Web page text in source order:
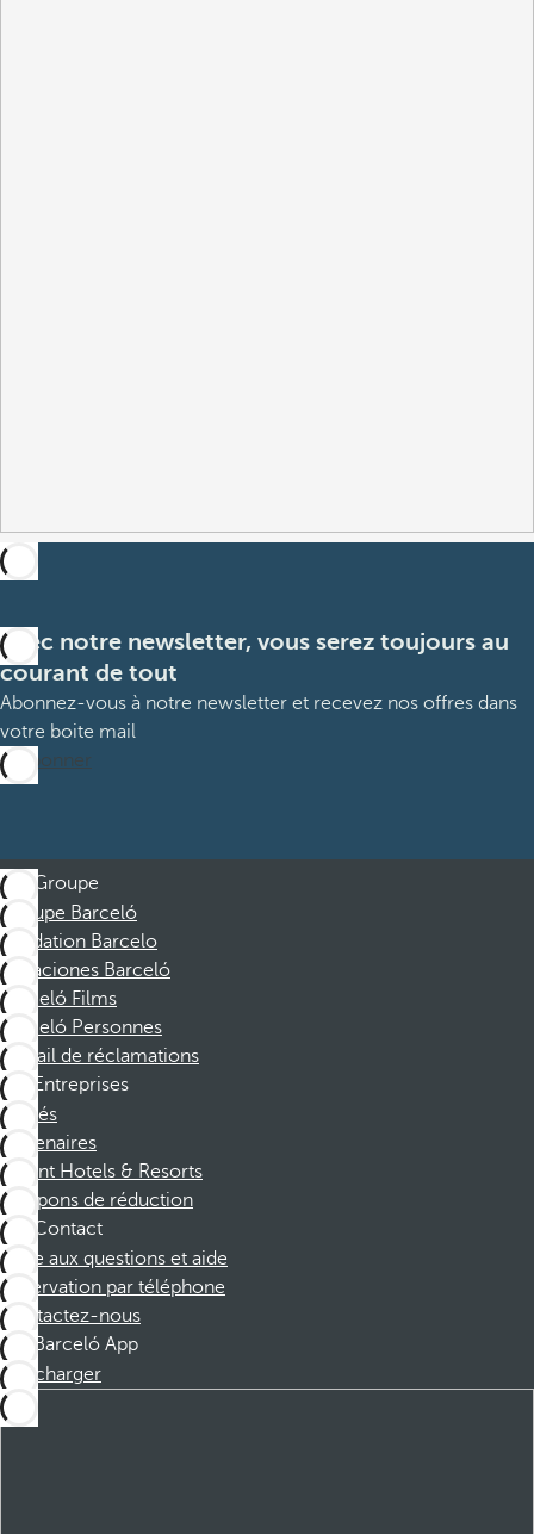
Avec notre newsletter, vous serez toujours au
courant de tout
Abonnez-vous à notre newsletter et recevez nos offres dans
votre boite mail
M’abonner
Groupe
Groupe Barceló
Fondation Barcelo
Vacaciones Barceló
Barceló Films
Barceló Personnes
Portail de réclamations
Entreprises
Affiliés
Partenaires
Dorint Hotels & Resorts
Coupons de réduction
Contact
Foire aux questions et aide
Réservation par téléphone
Contactez-nous
Barceló App
Télécharger